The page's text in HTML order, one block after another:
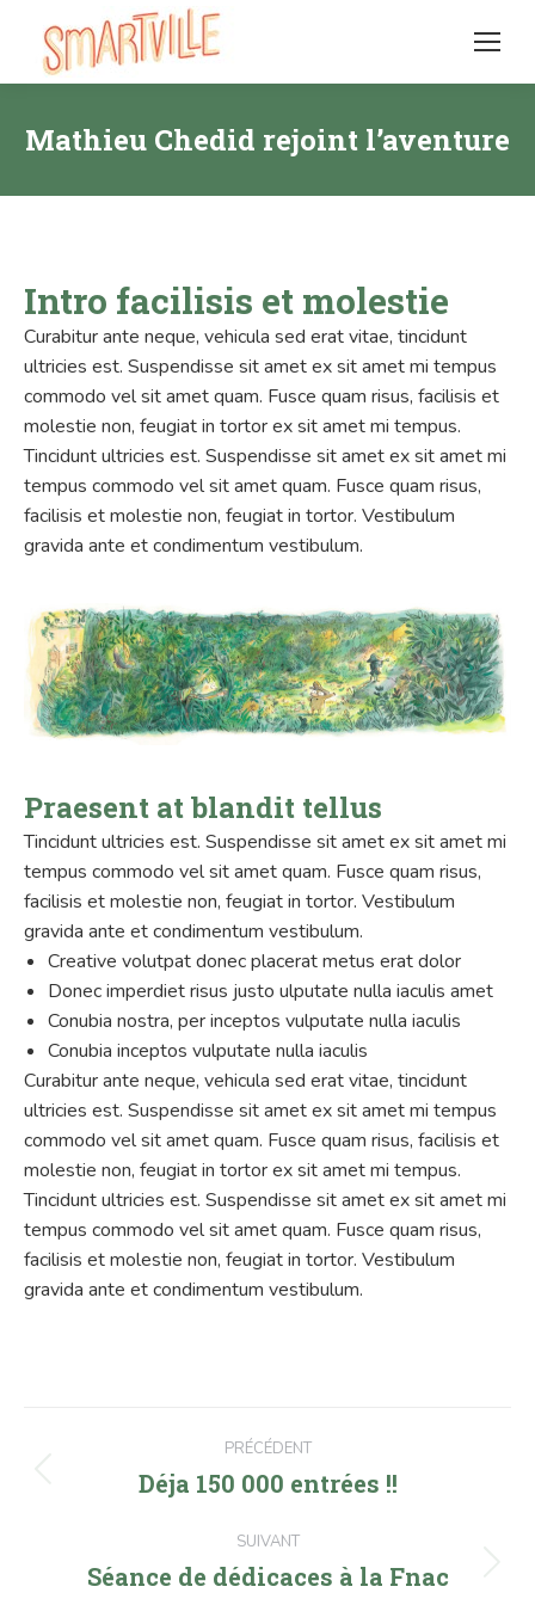
Mathieu Chedid rejoint l’aventure
Intro facilisis et molestie
Curabitur ante neque, vehicula sed erat vitae, tincidunt
ultricies est. Suspendisse sit amet ex sit amet mi tempus
commodo vel sit amet quam. Fusce quam risus, facilisis et
molestie non, feugiat in tortor ex sit amet mi tempus.
Tincidunt ultricies est. Suspendisse sit amet ex sit amet mi
tempus commodo vel sit amet quam. Fusce quam risus,
facilisis et molestie non, feugiat in tortor. Vestibulum
gravida ante et condimentum vestibulum.
Praesent at blandit tellus
Tincidunt ultricies est. Suspendisse sit amet ex sit amet mi
tempus commodo vel sit amet quam. Fusce quam risus,
facilisis et molestie non, feugiat in tortor. Vestibulum
gravida ante et condimentum vestibulum.
Creative volutpat donec placerat metus erat dolor
Donec imperdiet risus justo ulputate nulla iaculis amet
Conubia nostra, per inceptos vulputate nulla iaculis
Conubia inceptos vulputate nulla iaculis
Curabitur ante neque, vehicula sed erat vitae, tincidunt
ultricies est. Suspendisse sit amet ex sit amet mi tempus
commodo vel sit amet quam. Fusce quam risus, facilisis et
molestie non, feugiat in tortor ex sit amet mi tempus.
Tincidunt ultricies est. Suspendisse sit amet ex sit amet mi
tempus commodo vel sit amet quam. Fusce quam risus,
facilisis et molestie non, feugiat in tortor. Vestibulum
gravida ante et condimentum vestibulum.
PRÉCÉDENT
Article
:
Déja 150 000 entrées !!
SUIVANT
Article
Séance de dédicaces à la Fnac